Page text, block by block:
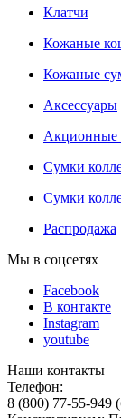
Клатчи
Кожаные
Кожаные
Аксессуары
Акционные
Сумки
Сумки
Распродажа
Мы в соцсетях
Facebook
В контакте
Instagram
youtube
Наши контакты
Телефон:
8 (800) 77-55-949